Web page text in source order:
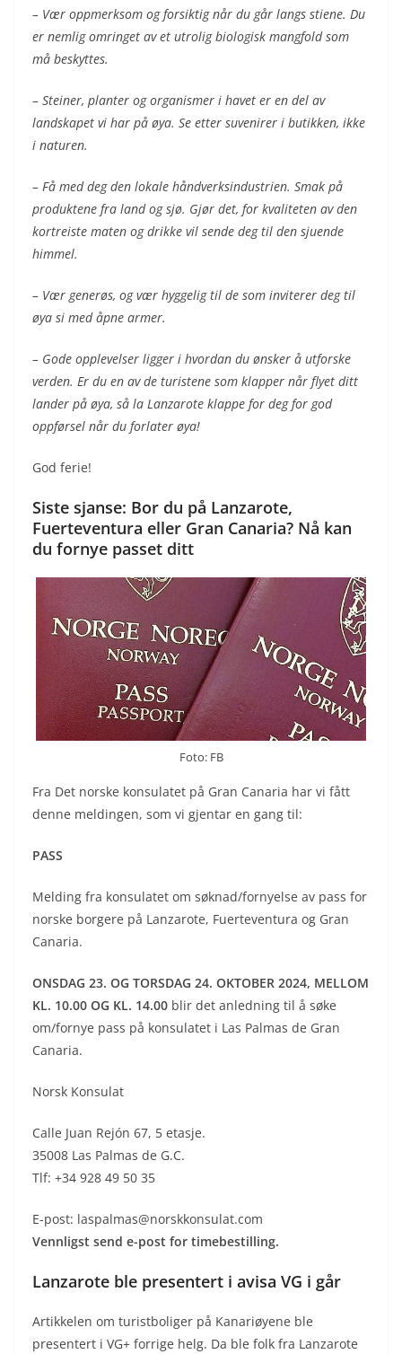
– Vær oppmerksom og forsiktig når du går langs stiene. Du
er nemlig omringet av et utrolig biologisk mangfold som
må beskyttes.
– Steiner, planter og organismer i havet er en del av
landskapet vi har på øya. Se etter suvenirer i butikken, ikke
i naturen.
– Få med deg den lokale håndverksindustrien. Smak på
produktene fra land og sjø. Gjør det, for kvaliteten av den
kortreiste maten og drikke vil sende deg til den sjuende
himmel.
– Vær generøs, og vær hyggelig til de som inviterer deg til
øya si med åpne armer.
– Gode opplevelser ligger i hvordan du ønsker å utforske
verden. Er du en av de turistene som klapper når flyet ditt
lander på øya, så la Lanzarote klappe for deg for god
oppførsel når du forlater øya!
God ferie!
Siste sjanse: Bor du på Lanzarote,
Fuerteventura eller Gran Canaria? Nå kan
du fornye passet ditt
Foto: FB
Fra Det norske konsulatet på Gran Canaria har vi fått
denne meldingen, som vi gjentar en gang til:
PASS
Melding fra konsulatet om søknad/fornyelse av pass for
norske borgere på Lanzarote, Fuerteventura og Gran
Canaria.
ONSDAG 23. OG TORSDAG 24. OKTOBER 2024, MELLOM
KL. 10.00 OG KL. 14.00 blir det anledning til å søke
om/fornye pass på konsulatet i Las Palmas de Gran
Canaria.
Norsk Konsulat
Calle Juan Rejón 67, 5 etasje.
35008 Las Palmas de G.C.
Tlf: +34 928 49 50 35
E-post: laspalmas@norskkonsulat.com
Vennligst send e-post for timebestilling.
Lanzarote ble presentert i avisa VG i går
Artikkelen om turistboliger på Kanariøyene ble
presentert i VG+ forrige helg. Da ble folk fra Lanzarote